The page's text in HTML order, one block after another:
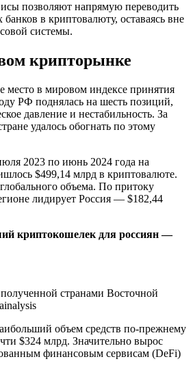
позволяют напрямую переводить
банков в криптовалюту, оставаясь вне
системы.
крипторынке
место в мировом индексе принятия
РФ поднялась на шесть позиций,
давление и нестабильность. За
удалось обогнать по этому
2023 по июнь 2024 года на
$499,14 млрд в криптовалюте.
объема. По притоку
лидирует Россия — $182,44
криптокошелек для россиян —
странами Восточной
объем средств по-прежнему
$324 млрд. Значительно вырос
финансовым сервисам (DeFi)